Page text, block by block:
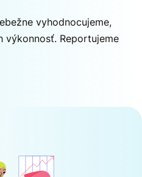
vyhodnocujeme,
výkonnosť. Reportujeme